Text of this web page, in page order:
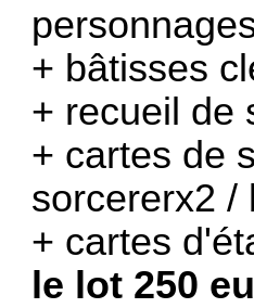
+ bâtisses
+ recueil de
+ cartes de
sorcererx2 /
+ cartes
le lot 250